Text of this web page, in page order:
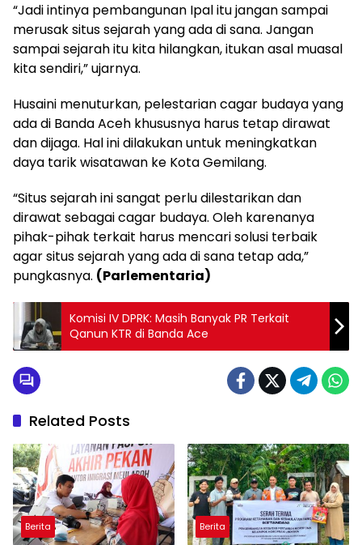
“Jadi intinya pembangunan Ipal itu jangan sampai
merusak situs sejarah yang ada di sana. Jangan
sampai sejarah itu kita hilangkan, itukan asal muasal
kita sendiri,” ujarnya.
Husaini menuturkan, pelestarian cagar budaya yang
ada di Banda Aceh khususnya harus tetap dirawat
dan dijaga. Hal ini dilakukan untuk meningkatkan
daya tarik wisatawan ke Kota Gemilang.
“Situs sejarah ini sangat perlu dilestarikan dan
dirawat sebagai cagar budaya. Oleh karenanya
pihak-pihak terkait harus mencari solusi terbaik
agar situs sejarah yang ada di sana tetap ada,”
pungkasnya. (Parlementaria)
Komisi IV DPRK: Masih Banyak PR Terkait
Qanun KTR di Banda Ace
Related Posts
Berita Berita